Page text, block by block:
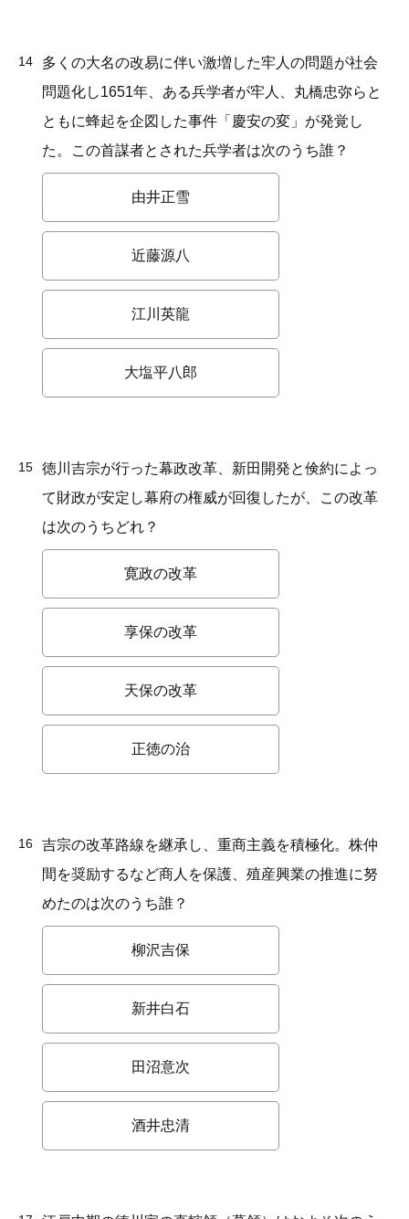
14
多くの大名の改易に伴い激増した牢人の問題が社会
問題化し1651年、ある兵学者が牢人、丸橋忠弥らと
ともに蜂起を企図した事件「慶安の変」が発覚し
た。この首謀者とされた兵学者は次のうち誰？
由井正雪
近藤源八
江川英龍
大塩平八郎
15
徳川吉宗が行った幕政改革、新田開発と倹約によっ
て財政が安定し幕府の権威が回復したが、この改革
は次のうちどれ？
寛政の改革
享保の改革
天保の改革
正徳の治
16
吉宗の改革路線を継承し、重商主義を積極化。株仲
間を奨励するなど商人を保護、殖産興業の推進に努
めたのは次のうち誰？
柳沢吉保
新井白石
田沼意次
酒井忠清